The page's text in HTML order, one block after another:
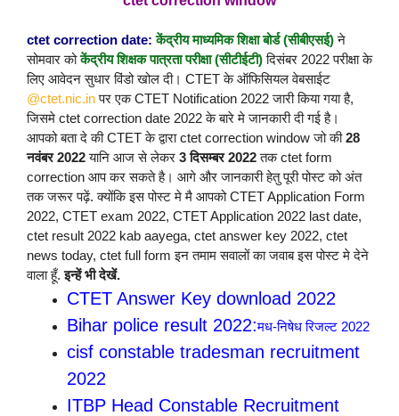
ctet correction date: केंद्रीय माध्यमिक शिक्षा बोर्ड (सीबीएसई)ने
सोमवार कोकेंद्रीय शिक्षक पात्रता परीक्षा (सीटीईटी)दिसंबर 2022 परीक्षा के
लिए आवेदन सुधार विंडो खोल दी। CTET के ऑफिसियल वेबसाईट
@ctet.nic.inपर एक CTET Notification 2022 जारी किया गया है,
जिसमे ctet correction date 2022 के बारे मे जानकारी दी गई है।
आपको बता दे की CTET के द्वारा ctet correction window जो की28
नवंबर 2022यानि आज से लेकर 3 दिसम्बर 2022तक ctet form
correction आप कर सकते है। आगे और जानकारी हेतु पूरी पोस्ट को अंत
तक जरूर पढ़ें. क्योंकि इस पोस्ट मे मै आपको CTET Application Form
2022, CTET exam 2022, CTET Application 2022 last date,
ctet result 2022 kab aayega, ctet answer key 2022, ctet
news today, ctet full form इन तमाम सवालों का जवाब इस पोस्ट मे देने
वाला हूँ. इन्हें भी देखें.
CTET Answer Key download 2022
Bihar police result 2022:मध-निषेध रिजल्ट 2022
cisf constable tradesman recruitment
2022
ITBP Head Constable Recruitment